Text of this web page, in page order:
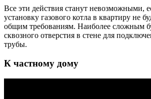
Все эти действия станут невозможными,
установку газового котла в квартиру не
общим требованиям. Наиболее сложным
сквозного отверстия в стене для
трубы.
К частному дому